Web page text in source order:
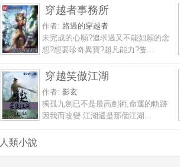
穿越者事務所
作者: 路過的穿越者
未完成的心願?追求過又不能如願的念
想?想要珍奇異寶?超凡能力?隻...
穿越笑傲江湖
作者: 影玄
獨孤九劍已不是最高劍術,命運的軌跡
因我而改變.江湖還是那個江湖...
類小說